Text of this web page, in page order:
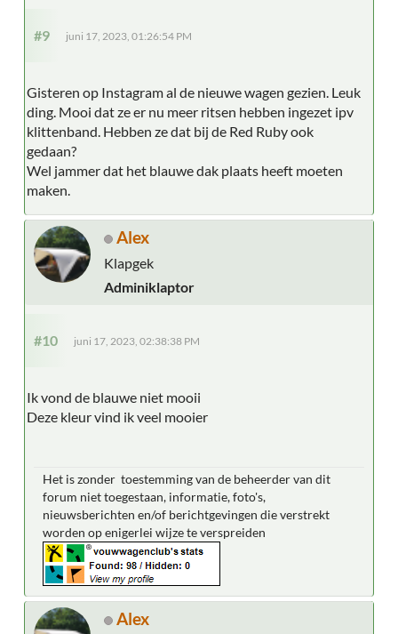
#9 juni 17, 2023, 01:26:54 PM
Gisteren op Instagram al de nieuwe wagen gezien. Leuk
ding. Mooi dat ze er nu meer ritsen hebben ingezet ipv
klittenband. Hebben ze dat bij de Red Ruby ook
gedaan?
Wel jammer dat het blauwe dak plaats heeft moeten
maken.
Alex
Klapgek
Adminiklaptor
#10 juni 17, 2023, 02:38:38 PM
Ik vond de blauwe niet mooii
Deze kleur vind ik veel mooier
Het is zonder toestemming van de beheerder van dit
forum niet toegestaan, informatie, foto's,
nieuwsberichten en/of berichtgevingen die verstrekt
worden op enigerlei wijze te verspreiden
Alex